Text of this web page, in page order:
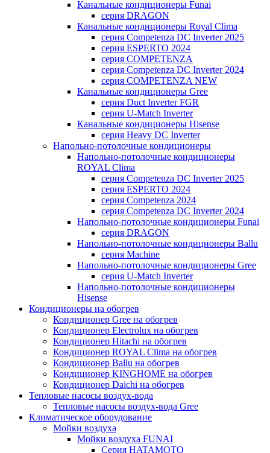
Канальные кондиционеры Funai
серия DRAGON
Канальные кондиционеры Royal Clima
серия Competenza DC Inverter 2025
серия ESPERTO 2024
серия COMPETENZA
серия Competenza DC Inverter 2024
серия COMPETENZA NEW
Канальные кондиционеры Gree
серия Duct Inverter FGR
серия U-Match Inverter
Канальные кондиционеры Hisense
серия Heavy DC Inverter
Напольно-потолочные кондиционеры
Напольно-потолочные кондиционеры
ROYAL Clima
серия Competenza DC Inverter 2025
серия ESPERTO 2024
серия Competenza 2024
серия Competenza DC Inverter 2024
Напольно-потолочные кондиционеры Funai
серия DRAGON
Напольно-потолочные кондиционеры Ballu
серия Machine
Напольно-потолочные кондиционеры Gree
серия U-Match Inverter
Напольно-потолочные кондиционеры
Hisense
Кондиционеры на обогрев
Кондиционер Gree на обогрев
Кондиционер Electrolux на обогрев
Кондиционер Hitachi на обогрев
Кондиционер ROYAL Clima на обогрев
Кондиционер Ballu на обогрев
Кондиционер KINGHOME на обогрев
Кондиционер Daichi на обогрев
Тепловые насосы воздух-вода
Тепловые насосы воздух-вода Gree
Климатическое оборудование
Мойки воздуха
Мойки воздуха FUNAI
Серия HATAMOTO